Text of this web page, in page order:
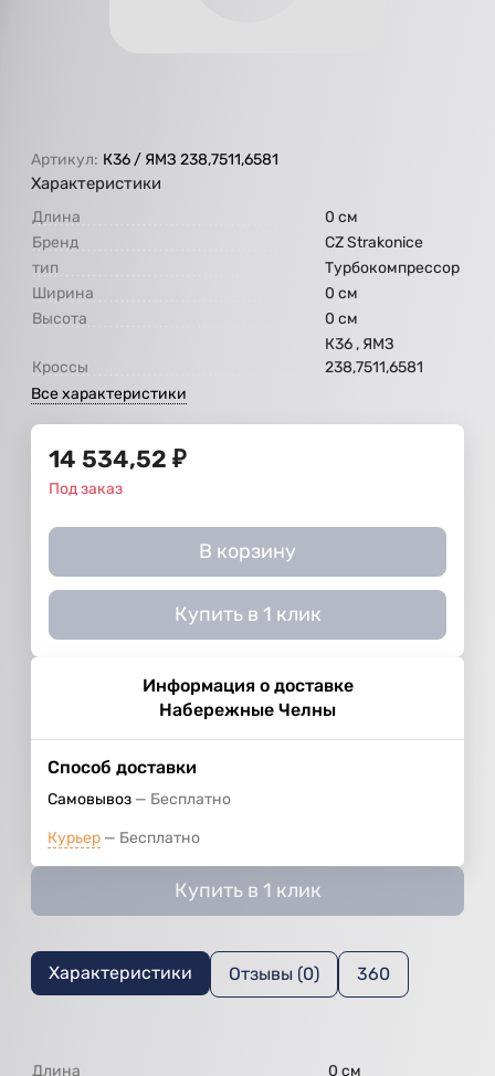
Артикул: К36 / ЯМЗ 238,7511,6581
Характеристики
Длина
0 см
Бренд
CZ Strakonice
тип
Турбокомпрессор
Ширина
0 см
Высота
0 см
Кроссы
К36 , ЯМЗ
238,7511,6581
Все характеристики
14 534,52 ₽
Под заказ
В корзину
Купить в 1 клик
Информация о доставке
Набережные Челны
Способ доставки
Самовывоз Бесплатно
Курьер Бесплатно
Купить в 1 клик
Характеристики Отзывы (0) 360
Длина 0 см